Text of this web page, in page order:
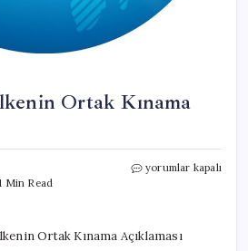
Ortak Kınama
Min Read
Türkiye
Ortak
Kınama
yorumlar kapalı